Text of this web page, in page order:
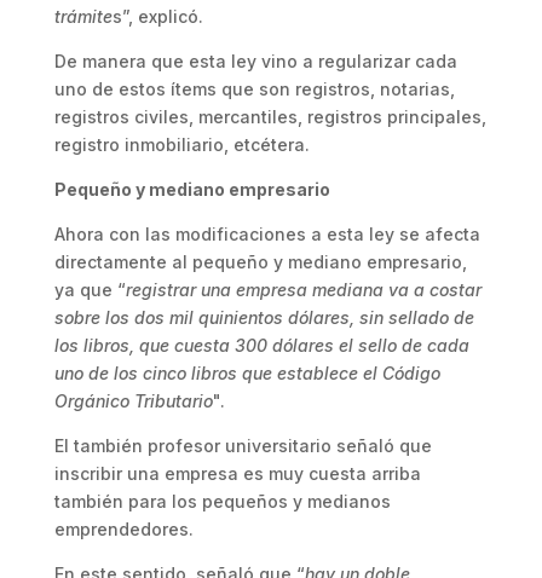
trámites”, explicó.
De manera que esta ley vino a regularizar cada
uno de estos ítems que son registros, notarias,
registros civiles, mercantiles, registros principales,
registro inmobiliario, etcétera.
Pequeño y mediano empresario
Ahora con las modificaciones a esta ley se afecta
directamente al pequeño y mediano empresario,
ya que “registrar una empresa mediana va a costar
sobre los dos mil quinientos dólares, sin sellado de
los libros, que cuesta 300 dólares el sello de cada
uno de los cinco libros que establece el Código
Orgánico Tributario".
El también profesor universitario señaló que
inscribir una empresa es muy cuesta arriba
también para los pequeños y medianos
emprendedores.
En este sentido, señaló que “hay un doble